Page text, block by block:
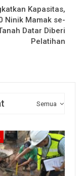
Kapasitas,
Ninik Mamak se-
Datar Diberi
Pelatihan
Semua